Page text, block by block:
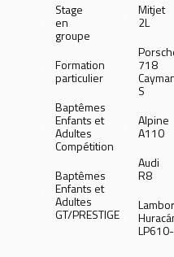
Stage
en
groupe
Formation
particulier
Baptêmes
Enfants et
Adultes
Compétition
Baptêmes
Enfants et
Adultes
GT/PRESTIGE
Mitjet
2L
718
S
Alpine
A110
Audi
R8